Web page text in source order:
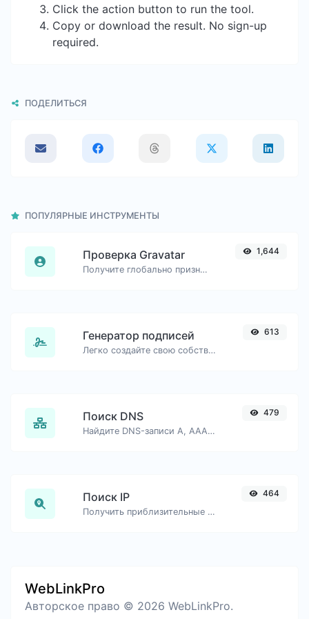
Click the action button to run the tool.
Copy or download the result. No sign-up
required.
ПОДЕЛИТЬСЯ
ПОПУЛЯРНЫЕ ИНСТРУМЕНТЫ
Проверка Gravatar
Получите глобально признанный аватар с gravatar.com для любого адреса электронной почты.
1,644
Генератор подписей
Легко создайте свою собственную подпись и скачайте её без труда.
613
Поиск DNS
Найдите DNS-записи A, AAAA, CNAME, MX, NS, TXT, SOA хоста.
479
Поиск IP
Получить приблизительные данные об IP.
464
WebLinkPro
Авторское право © 2026 WebLinkPro.